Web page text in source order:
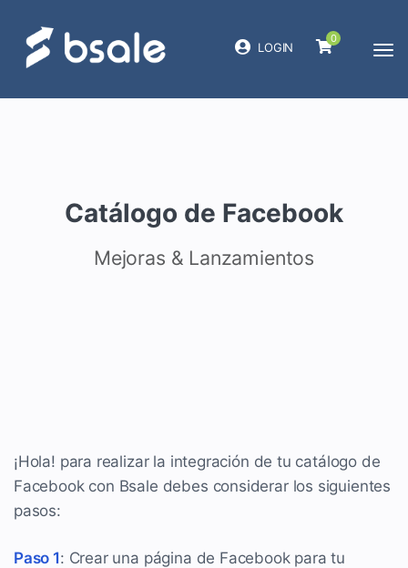
LOGIN
0
Catálogo de Facebook
Mejoras & Lanzamientos
¡Hola! para realizar la integración de tu catálogo de
Facebook con Bsale debes considerar los siguientes
pasos:
Paso 1: Crear una página de Facebook para tu